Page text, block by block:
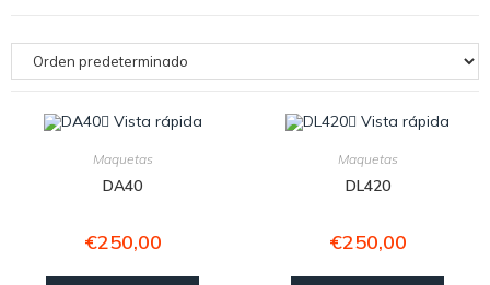
Vista rápida
Maquetas
DA40
€250,00
Vista rápida
Maquetas
DL420
€250,00